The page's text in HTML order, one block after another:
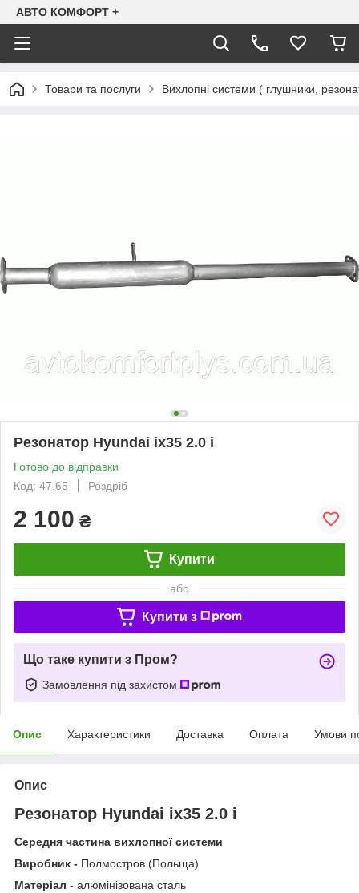
АВТО КОМФОРТ +
Товари та послуги Вихлопні системи ( глушники,
Резонатор Hyundai ix35 2.0 i
Готово до відправки
Код: 47.65
Роздріб
2 100 ₴
Купити
або
Купити з
Що таке купити з Пром?
Замовлення під захистом
Опис Характеристики Доставка Оплата Умови
Опис
Резонатор Hyundai ix35 2.0 i
Середня частина вихлопної системи
Виробник - Полмостров (Польща)
Матеріал - алюмінізована сталь